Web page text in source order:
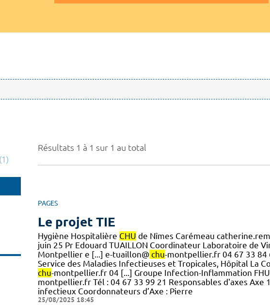
Résultats 1 à 1 sur 1 au total
PAGES
Le projet TIE
Hygiène Hospitalière CHU de Nîmes Carémeau
juin 25 Pr Edouard TUAILLON Coordinateur Laboratoire de
Montpellier e [...] e-tuaillon@ chu-montpellier.fr 04 67 33 84
Service des Maladies Infectieuses et Tropicales, Hôpital La
chu-montpellier.fr 04 [...] Groupe Infection-Inflammation
montpellier.fr Tél : 04 67 33 99 21 Responsables d'axes
infectieux Coordonnateurs d’Axe : Pierre
25/08/2025 18:45
(1)